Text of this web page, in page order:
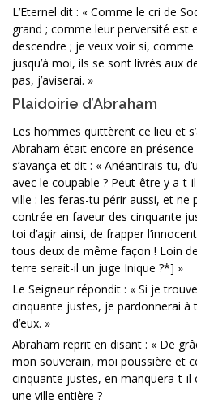
L’Eternel dit : « Comme le cri de
grand ; comme leur perversité est
descendre ; je veux voir si,
jusqu’à moi, ils se sont livrés aux
pas, j’aviserai. »
Plaidoirie d’Abraham
Les hommes quittèrent ce lieu et
Abraham était encore en présence
s’avança et dit : « Anéantirais-tu,
avec le coupable ? Peut-être y a-
ville : les feras-tu périr aussi, et ne
contrée en faveur des cinquante
toi d’agir ainsi, de frapper
tous deux de même façon ! Loin
terre serait-il un juge Inique ?*] »
Le Seigneur répondit : « Si je
cinquante justes, je pardonnerai à
d’eux. »
Abraham reprit en disant : « De
mon souverain, moi poussière et
cinquante justes, en manquera-t-il
une ville entière ?